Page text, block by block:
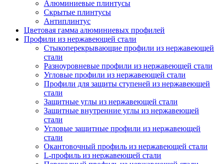
Алюминиевые плинтусы
Скрытые плинтусы
Антиплинтус
Цветовая гамма алюминиевых профилей
Профили из нержавеющей стали
Стыкоперекрывающие профили из нержавеющей
стали
Разноуровневые профили из нержавеющей стали
Угловые профили из нержавеющей стали
Профили для защиты ступеней из нержавеющей
стали
Защитные углы из нержавеющей стали
Защитные внутренние углы из нержавеющей
стали
Угловые защитные профили из нержавеющей
стали
Окантовочный профиль из нержавеющей стали
L-профиль из нержавеющей стали